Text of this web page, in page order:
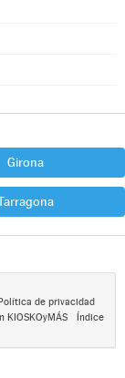
Girona
de privacidad
KIOSKOyMÁS
Índice